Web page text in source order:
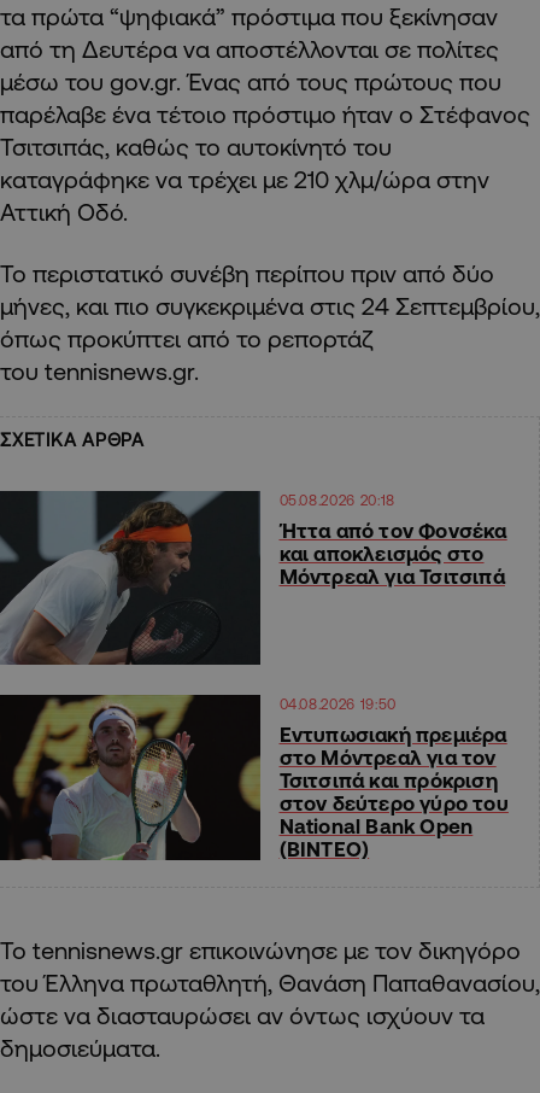
τα πρώτα “ψηφιακά” πρόστιμα που ξεκίνησαν
από τη Δευτέρα να αποστέλλονται σε πολίτες
μέσω του gov.gr. Ένας από τους πρώτους που
παρέλαβε ένα τέτοιο πρόστιμο ήταν ο Στέφανος
Τσιτσιπάς, καθώς το αυτοκίνητό του
καταγράφηκε να τρέχει με 210 χλμ/ώρα στην
Αττική Οδό.
Το περιστατικό συνέβη περίπου πριν από δύο
μήνες, και πιο συγκεκριμένα στις 24 Σεπτεμβρίου,
όπως προκύπτει από το ρεπορτάζ
του tennisnews.gr.
ΣΧΕΤΙΚΑ ΑΡΘΡΑ
05.08.2026 20:18
Ήττα από τον Φονσέκα
και αποκλεισμός στο
Μόντρεαλ για Τσιτσιπά
04.08.2026 19:50
Εντυπωσιακή πρεμιέρα
στο Μόντρεαλ για τον
Τσιτσιπά και πρόκριση
στον δεύτερο γύρο του
National Bank Open
(ΒΙΝΤΕΟ)
Το tennisnews.gr επικοινώνησε με τον δικηγόρο
του Έλληνα πρωταθλητή, Θανάση Παπαθανασίου,
ώστε να διασταυρώσει αν όντως ισχύουν τα
δημοσιεύματα.